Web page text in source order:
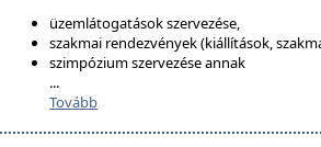
üzemlátogatások szervezése,
szakmai rendezvények (kiállítások,
szimpózium szervezése annak
...
Tovább